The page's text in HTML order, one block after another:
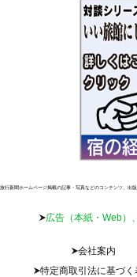
旅行新聞ホームページ掲載の記事・写真などのコンテンツ、出
広告（本紙・Web）
会社案内
特定商取引法に基づく